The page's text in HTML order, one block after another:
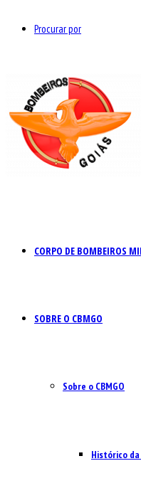
Procurar por
CORPO DE BOMBEIROS
SOBRE O CBMGO
Sobre o CBMGO
Histórico